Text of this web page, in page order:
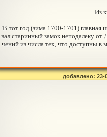
Из
"В тот год (зима 1700-1701) главная
вал старинный замок неподалеку от
чений из числа тех, что доступны в
добавлено: 23-